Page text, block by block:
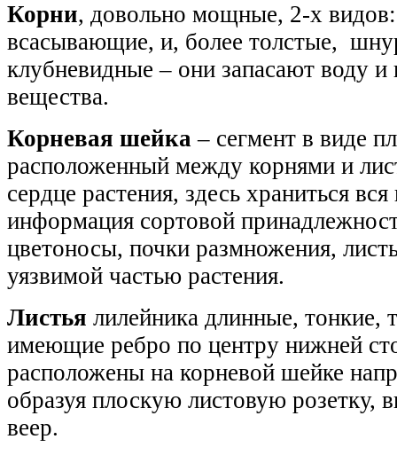
Корни, довольно мощные, 2-х
всасывающие, и, более толстые,
клубневидные – они запасают воду и
вещества.
Корневая шейка – сегмент в виде
расположенный между корнями и
сердце растения, здесь храниться вся
информация сортовой
цветоносы, почки размножения,
уязвимой частью растения.
Листья лилейника длинные, тонкие,
имеющие ребро по центру нижней
расположены на корневой шейке
образуя плоскую листовую розетку,
веер.